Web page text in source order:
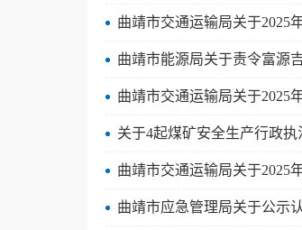
曲靖市交通运输局关于2025
曲靖市能源局关于责令富源
曲靖市交通运输局关于2025
关于4起煤矿安全生产行政
曲靖市交通运输局关于2025
曲靖市应急管理局关于公示